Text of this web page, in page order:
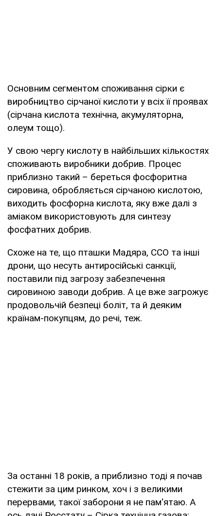
Основним сегментом споживання сірки є
виробництво сірчаної кислоти у всіх її проявах
(сірчана кислота технічна, акумуляторна,
олеум тощо).
У свою чергу кислоту в найбільших кількостях
споживають виробники добрив. Процес
приблизно такий – береться фосфоритна
сировина, обробляється сірчаною кислотою,
виходить фосфорна кислота, яку вже далі з
аміаком використовують для синтезу
фосфатних добрив.
Схоже на те, що пташки Мадяра, ССО та інші
дрони, що несуть антиросійські санкції,
поставили під загрозу забезпечення
сировиною заводи добрив. А це вже загрожує
продовольчій безпеці боліт, та й деяким
країнам-покупцям, до речі, теж.
За останні 18 років, а приблизно тоді я почав
стежити за цим ринком, хоч і з великими
перервами, такої заборони я не пам'ятаю. А